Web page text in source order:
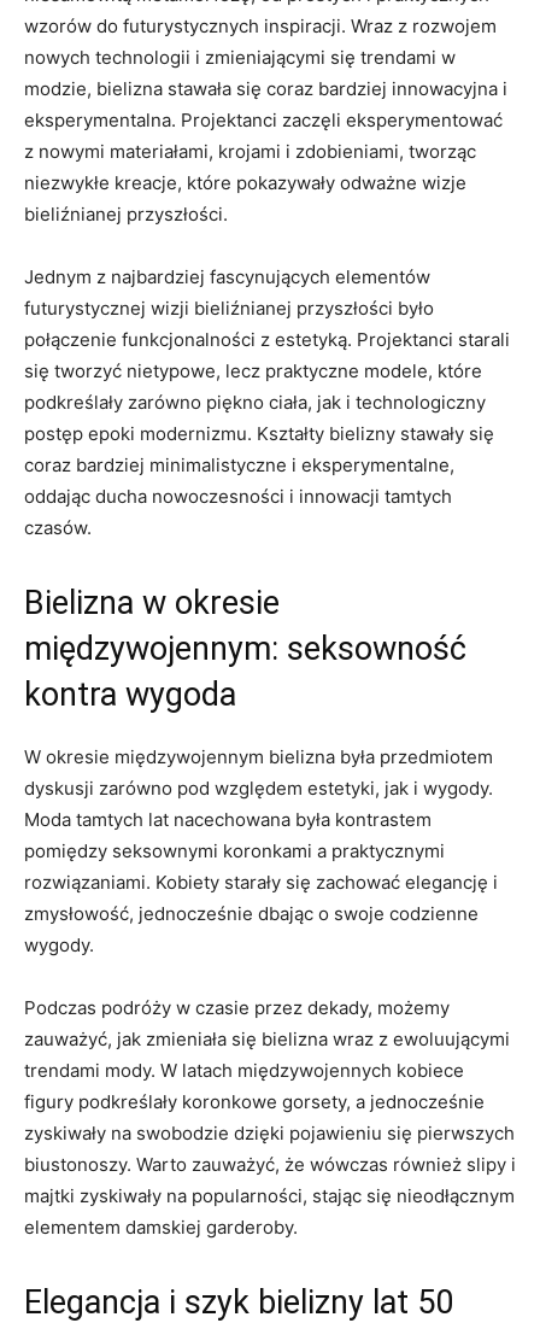
wzorów‍ do futurystycznych inspiracji. Wraz z⁣ rozwojem
nowych technologii i‌ zmieniającymi ‍się ⁣trendami w
⁢modzie, bielizna stawała się coraz bardziej innowacyjna i
eksperymentalna.​ Projektanci zaczęli eksperymentować
z nowymi materiałami, krojami i zdobieniami, tworząc‍
niezwykłe kreacje, które pokazywały‍ odważne wizje⁤
bieliźnianej przyszłości.
Jednym z najbardziej fascynujących elementów
futurystycznej wizji bieliźnianej przyszłości było
połączenie funkcjonalności z estetyką. ⁤Projektanci starali
się tworzyć nietypowe, lecz praktyczne modele, które‌
podkreślały zarówno⁢ piękno ciała, jak i technologiczny
⁢postęp epoki modernizmu. Kształty bielizny stawały się
coraz bardziej minimalistyczne ⁤i eksperymentalne, ​
oddając ducha nowoczesności ⁤i innowacji tamtych
czasów.
Bielizna w okresie
międzywojennym: seksowność
kontra‌ wygoda
W okresie międzywojennym ‍bielizna była przedmiotem
dyskusji‌ zarówno pod względem estetyki, jak i wygody.
Moda tamtych lat nacechowana była ​kontrastem
pomiędzy‍ seksownymi koronkami a praktycznymi
rozwiązaniami. Kobiety starały się zachować elegancję i
zmysłowość, jednocześnie dbając o swoje‌ codzienne
wygody.
Podczas​ podróży w czasie przez dekady, możemy
zauważyć, ⁣jak zmieniała się⁤ bielizna wraz z⁤ ewoluującymi ​
trendami mody. W latach​ międzywojennych kobiece
figury podkreślały koronkowe gorsety,‌ a jednocześnie
zyskiwały na swobodzie ⁣dzięki pojawieniu się pierwszych
biustonoszy. Warto zauważyć, ​że wówczas również slipy i
majtki zyskiwały ⁣na popularności, stając się ⁤nieodłącznym
elementem damskiej garderoby.
Elegancja i ​szyk bielizny ⁢lat⁢ 50